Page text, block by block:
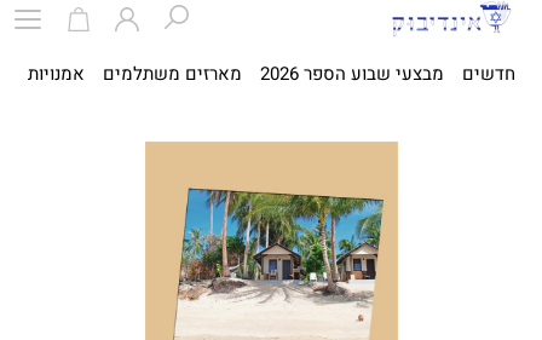
חדשים מבצעי שבוע הספר 2026 מארזים משתלמים אמנויות